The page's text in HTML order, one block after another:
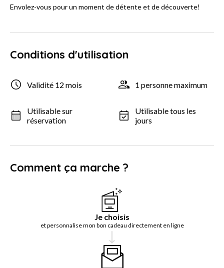
Envolez-vous pour un moment de détente et de découverte!
Conditions d'utilisation
Validité 12 mois 1 personne maximum
Utilisable sur
réservation
Utilisable tous les
jours
Comment ça marche ?
Je choisis
et personnalise mon bon cadeau directement en ligne